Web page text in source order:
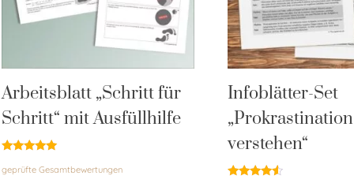
Arbeitsblatt „Schritt für
Schritt“ mit Ausfüllhilfe
mit
geprüfte Gesamtbewertungen
Infoblätter-Set
„Prokrastination
verstehen“